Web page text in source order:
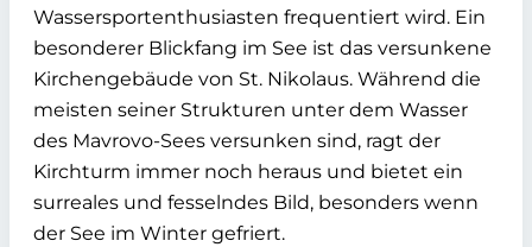
Wassersportenthusiasten frequentiert wird. Ein
besonderer Blickfang im See ist das versunkene
Kirchengebäude von St. Nikolaus. Während die
meisten seiner Strukturen unter dem Wasser
des Mavrovo-Sees versunken sind, ragt der
Kirchturm immer noch heraus und bietet ein
surreales und fesselndes Bild, besonders wenn
der See im Winter gefriert.